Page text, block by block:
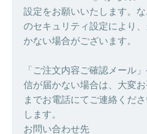
設定をお願いいたします。
のセキュリティ設定により
かない場合がございます。
「ご注文内容ご確認メール
信が届かない場合は、大変
までお電話にてご連絡くだ
します。
お問い合わせ先